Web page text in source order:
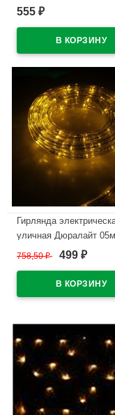
180LED цвет розовый
555 ₽
Гирлянда
уличная Дюралайт
цвет желтый 8режимов
758,50₽ 499 ₽